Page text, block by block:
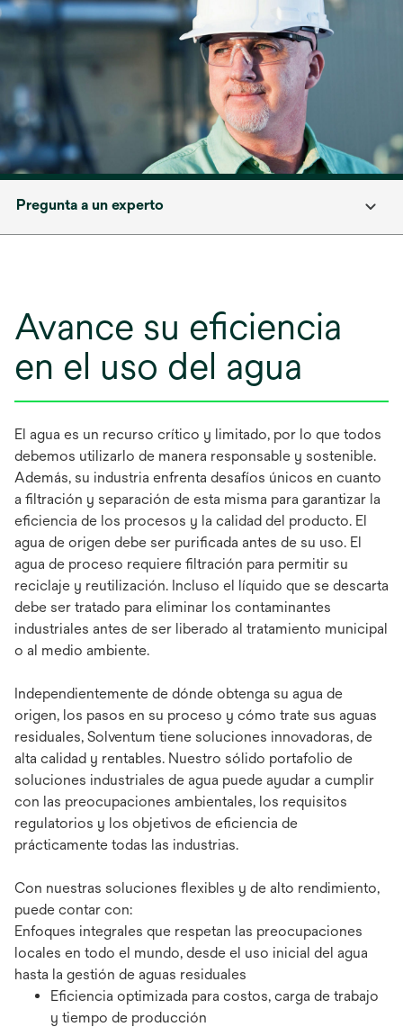
Pregunta a un experto
Avance su eficiencia
en el uso del agua
El agua es un recurso crítico y limitado, por lo que todos
debemos utilizarlo de manera responsable y sostenible.
Además, su industria enfrenta desafíos únicos en cuanto
a filtración y separación de esta misma para garantizar la
eficiencia de los procesos y la calidad del producto. El
agua de origen debe ser purificada antes de su uso. El
agua de proceso requiere filtración para permitir su
reciclaje y reutilización. Incluso el líquido que se descarta
debe ser tratado para eliminar los contaminantes
industriales antes de ser liberado al tratamiento municipal
o al medio ambiente.
Independientemente de dónde obtenga su agua de
origen, los pasos en su proceso y cómo trate sus aguas
residuales, Solventum tiene soluciones innovadoras, de
alta calidad y rentables. Nuestro sólido portafolio de
soluciones industriales de agua puede ayudar a cumplir
con las preocupaciones ambientales, los requisitos
regulatorios y los objetivos de eficiencia de
prácticamente todas las industrias.
Con nuestras soluciones flexibles y de alto rendimiento,
puede contar con:
Enfoques integrales que respetan las preocupaciones
locales en todo el mundo, desde el uso inicial del agua
hasta la gestión de aguas residuales
Eficiencia optimizada para costos, carga de trabajo
y tiempo de producción